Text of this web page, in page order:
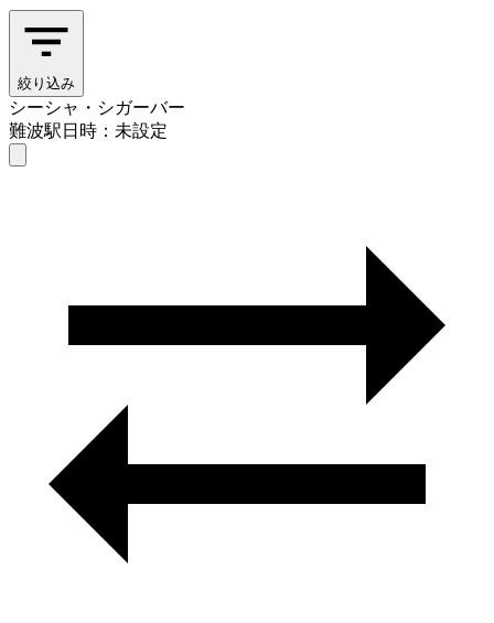
絞り込み
シーシャ・シガーバー
難波駅日時：未設定